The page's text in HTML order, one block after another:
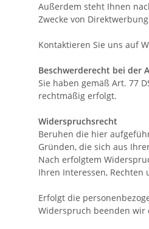
Außerdem steht Ihnen
Zwecke von
Kontaktieren Sie uns auf
Beschwerderecht bei der
Sie haben gemäß Art. 77
rechtmäßig erfolgt.
Widerspruchsrecht
Beruhen die hier
Gründen, die sich aus
Nach erfolgtem
Ihren Interessen,
Erfolgt die
Widerspruch beenden wir